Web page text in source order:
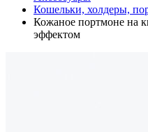
Кошельки, холдеры,
Кожаное портмоне на
эффектом